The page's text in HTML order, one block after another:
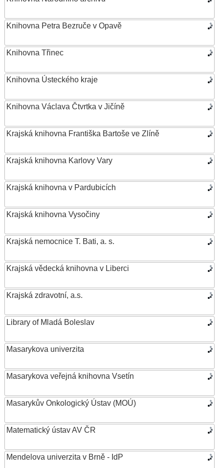
Knihovna Petra Bezruče v Opavě
Knihovna Třinec
Knihovna Ústeckého kraje
Knihovna Václava Čtvrtka v Jičíně
Krajská knihovna Františka Bartoše ve Zlíně
Krajská knihovna Karlovy Vary
Krajská knihovna v Pardubicích
Krajská knihovna Vysočiny
Krajská nemocnice T. Bati, a. s.
Krajská vědecká knihovna v Liberci
Krajská zdravotní, a.s.
Library of Mladá Boleslav
Masarykova univerzita
Masarykova veřejná knihovna Vsetín
Masarykův Onkologický Ústav (MOÚ)
Matematický ústav AV ČR
Mendelova univerzita v Brně - IdP